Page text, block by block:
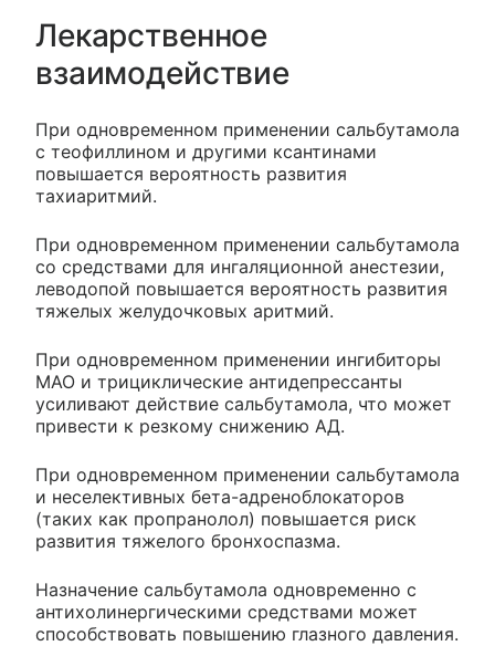
Лекарственное
взаимодействие
При одновременном применении сальбутамола
с теофиллином и другими ксантинами
повышается вероятность развития
тахиаритмий.
При одновременном применении сальбутамола
со средствами для ингаляционной анестезии,
леводопой повышается вероятность развития
тяжелых желудочковых аритмий.
При одновременном применении ингибиторы
МАО и трициклические антидепрессанты
усиливают действие сальбутамола, что может
привести к резкому снижению АД.
При одновременном применении сальбутамола
и неселективных бета-адреноблокаторов
(таких как пропранолол) повышается риск
развития тяжелого бронхоспазма.
Назначение сальбутамола одновременно с
антихолинергическими средствами может
способствовать повышению глазного давления.